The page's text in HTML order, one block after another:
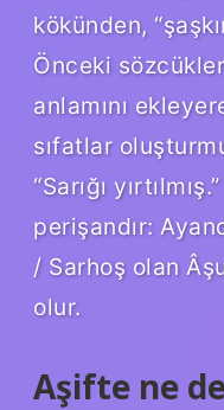
kökünden,
Önceki
anlamını
sıfatlar
“Sarığı
perişandır:
/ Sarhoş olan
olur.
Aşifte ne